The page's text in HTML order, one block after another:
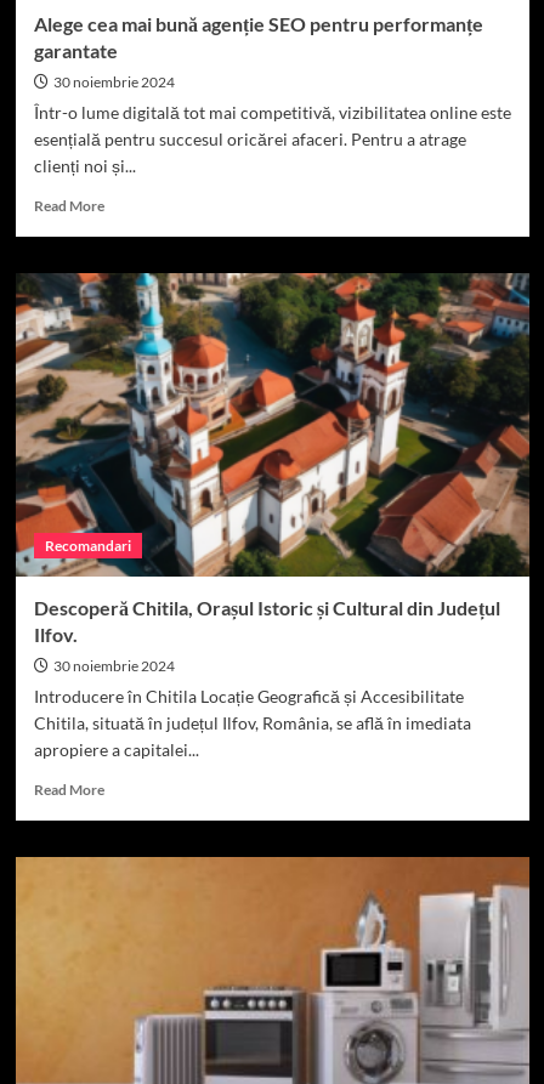
diverse.
Alege cea mai bună agenție SEO pentru performanțe
garantate
30 noiembrie 2024
Într-o lume digitală tot mai competitivă, vizibilitatea online este
esențială pentru succesul oricărei afaceri. Pentru a atrage
clienți noi și...
Read MoreRead
Alege
cea
mai
bună
agenție
SEO
pentru
performanțe
garantate
Recomandari
Descoperă Chitila, Orașul Istoric și Cultural din Județul
Ilfov.
30 noiembrie 2024
Introducere în Chitila Locație Geografică și Accesibilitate
Chitila, situată în județul Ilfov, România, se află în imediata
apropiere a capitalei...
Read MoreRead
Descoperă
Județul